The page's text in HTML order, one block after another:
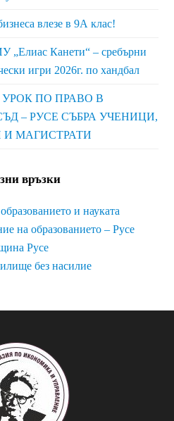
влезе в 9А клас!
„Елиас Канети“ – сребърни
игри 2026г. по хандбал
ПО ПРАВО В
– РУСЕ СЪБРА УЧЕНИЦИ,
И МАГИСТРАТИ
връзки
и науката
на образованието – Русе
Русе
без насилие